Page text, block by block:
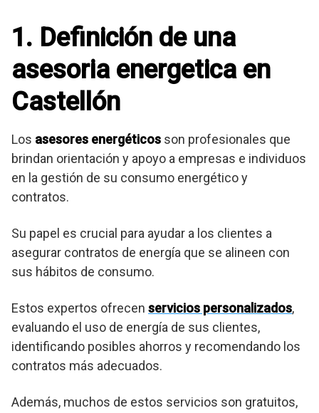
1. Definición de una
asesoria energetica en
Castellón
Los asesores energéticos son profesionales que
brindan orientación y apoyo a empresas e individuos
en la gestión de su consumo energético y
contratos.
Su papel es crucial para ayudar a los clientes a
asegurar contratos de energía que se alineen con
sus hábitos de consumo.
Estos expertos ofrecen servicios personalizados,
evaluando el uso de energía de sus clientes,
identificando posibles ahorros y recomendando los
contratos más adecuados.
Además, muchos de estos servicios son gratuitos,